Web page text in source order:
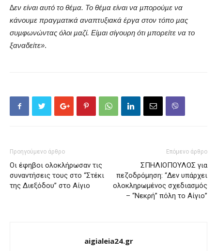
∆εν είναι αυτό το θέµα. Το θέµα είναι να µπορούµε να
κάνουµε πραγµατικά αναπτυξιακά έργα στον τόπο µας
συµφωνώντας όλοι µαζί. Είµαι σίγουρη ότι µπορείτε να το
ξαναδείτε».
Προηγούμενο άρθρο
Οι έφηβοι ολοκλήρωσαν τις
συναντήσεις τους στο “Στέκι
της Διεξόδου” στο Αίγιο
Επόμενο άρθρο
ΣΠΗΛΙΟΠΟΥΛΟΣ για
πεζοδρόμηση: “Δεν υπάρχει
ολοκληρωμένος σχεδιασμός
– “Νεκρή” πόλη το Αίγιο”
aigialeia24.gr